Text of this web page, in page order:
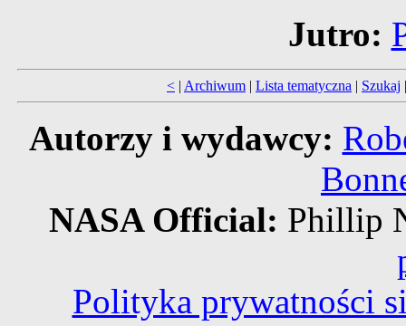
Jutro:
< | Archiwum | Lista tematyczna | Szukaj
Autorzy i wydawcy:
NASA Official: Phillip
Polityka prywatności